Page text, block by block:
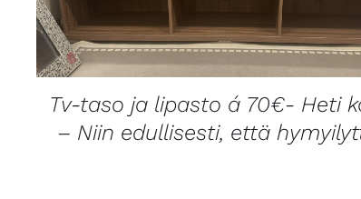
Tv-taso ja lipasto á 70€- Heti
– Niin edullisesti, että